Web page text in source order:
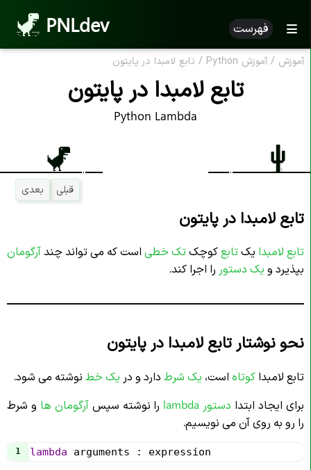
PNLdev فهرست
آموزش / آموزش Python / تابع لامبدا در پایتون
تابع لامبدا در پایتون
Python Lambda
قبلی بعدی
تابع لامبدا در پایتون
تابع لامبدا یکتابع کوچکتک خطی است که می تواند چندآرگومان
بپذیرد و یک دستور را اجرا کند.
نحو نوشتار تابع لامبدا در پایتون
تابع لامبدا کوتاه است، یک شرط دارد و در یک خط نوشته می شود.
برای ایجاد ابتدا دستور lambda را نوشته سپس آرگومان ها و شرط
را رو به روی آن می نویسیم.
1 lambda arguments : expression